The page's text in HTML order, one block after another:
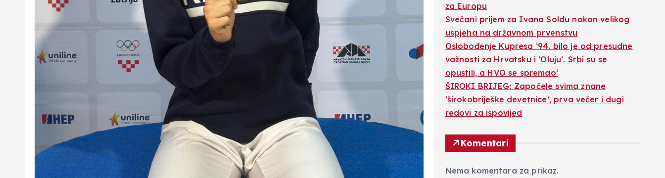
za Europu
Svečani prijem za Ivana Soldu nakon velikog
uspjeha na državnom prvenstvu
Oslobođenje Kupresa ‘94. bilo je od presudne
važnosti za Hrvatsku i ‘Oluju‘. Srbi su se
opustili, a HVO se spremao‘
ŠIROKI BRIJEG: Započele svima znane
‘širokobriješke devetnice’, prva večer i dugi
redovi za ispovijed
Komentari
Nema komentara za prikaz.